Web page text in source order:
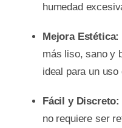
humedad
Mejora Estética:
más liso, sano y
ideal para un uso
Fácil y Discreto:
no requiere ser